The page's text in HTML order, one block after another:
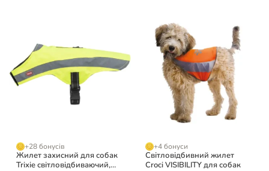
+28 бонусів
Жилет захисний для собак
Trixie світловідбиваючий,
+4 бонуси
Світловідбивний жилет
Croci VISIBILITY для собак